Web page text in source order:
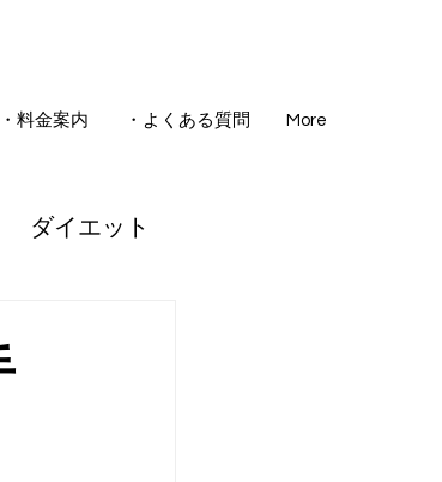
・料金案内 ・よくある質問 More
ダイエット